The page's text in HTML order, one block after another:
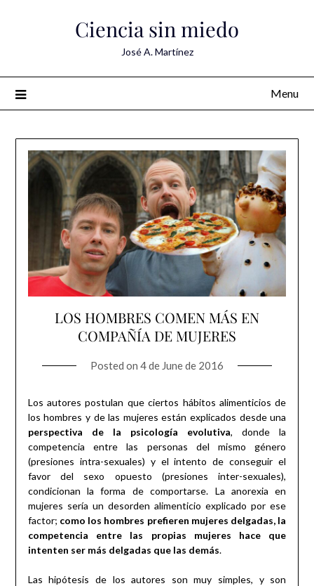
Ciencia sin miedo
José A. Martínez
Menu
LOS HOMBRES COMEN MÁS EN
COMPAÑÍA DE MUJERES
Posted on 4 de June de 2016
Los autores postulan que ciertos hábitos alimenticios de
los hombres y de las mujeres están explicados desde una
perspectiva de la psicología evolutiva, donde la
competencia entre las personas del mismo género
(presiones intra-sexuales) y el intento de conseguir el
favor del sexo opuesto (presiones inter-sexuales),
condicionan la forma de comportarse. La anorexia en
mujeres sería un desorden alimenticio explicado por ese
factor; como los hombres prefieren mujeres delgadas, la
competencia entre las propias mujeres hace que
intenten ser más delgadas que las demás.
Las hipótesis de los autores son muy simples, y son